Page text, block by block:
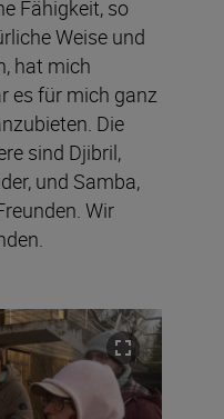
Fähigkeit, so
Weise und
hat mich
es für mich ganz
Die
sind Djibril,
und Samba,
Wir